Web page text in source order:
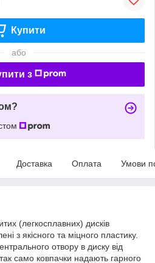
Купити
або
з
Доставка Оплата Умови
(легкосплавних) дисків
з якісного та міцного пластику.
отвору в диску від
само ковпачки надають гарного